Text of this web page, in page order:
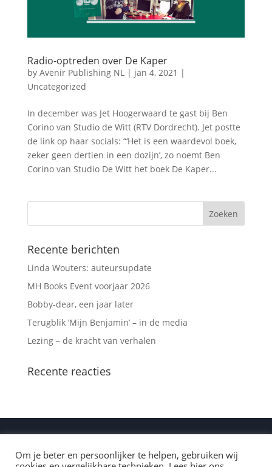
Radio-optreden over De Kaper
by Avenir Publishing NL| jan 4, 2021 |
Uncategorized
In december was Jet Hoogerwaard te gast bij Ben
Corino van Studio de Witt (RTV Dordrecht). Jet postte
de link op haar socials: “‘Het is een waardevol boek,
zeker geen dertien in een dozijn’, zo noemt Ben
Corino van Studio De Witt het boek De Kaper...
Recente berichten
Linda Wouters: auteursupdate
MH Books Event voorjaar 2026
Bobby-dear, een jaar later
Terugblik ‘Mijn Benjamin’ – in de media
Lezing – de kracht van verhalen
Recente reacties
Om je beter en persoonlijker te helpen, gebruiken wij